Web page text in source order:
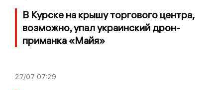
В Курске на крышу торгового центра,
возможно, упал украинский дрон-
приманка «Майя»
27/07 07:29